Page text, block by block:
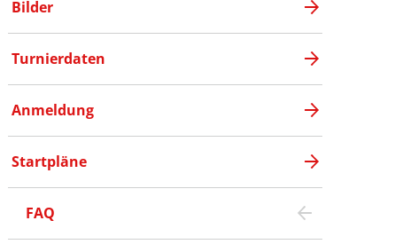
Bilder
Turnierdaten
Anmeldung
Startpläne
FAQ